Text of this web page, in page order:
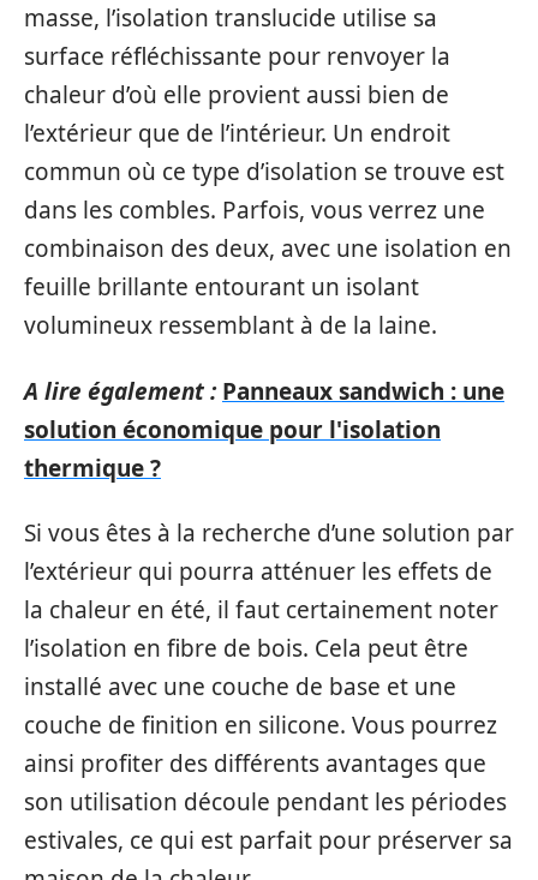
masse, l’isolation translucide utilise sa
surface réfléchissante pour renvoyer la
chaleur d’où elle provient aussi bien de
l’extérieur que de l’intérieur. Un endroit
commun où ce type d’isolation se trouve est
dans les combles. Parfois, vous verrez une
combinaison des deux, avec une isolation en
feuille brillante entourant un isolant
volumineux ressemblant à de la laine.
A lire également : Panneaux sandwich : une
solution économique pour l'isolation
thermique ?
Si vous êtes à la recherche d’une solution par
l’extérieur qui pourra atténuer les effets de
la chaleur en été, il faut certainement noter
l’isolation en fibre de bois. Cela peut être
installé avec une couche de base et une
couche de finition en silicone. Vous pourrez
ainsi profiter des différents avantages que
son utilisation découle pendant les périodes
estivales, ce qui est parfait pour préserver sa